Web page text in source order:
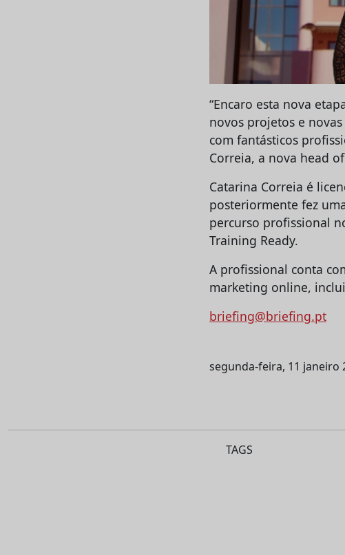
“Encaro esta nova
novos projetos e
com fantásticos
Correia, a nova head
Catarina Correia é
posteriormente fez
percurso profissional
Training Ready.
A profissional conta
marketing online,
briefing@briefing.pt
segunda-feira, 11 janeiro
TAGS